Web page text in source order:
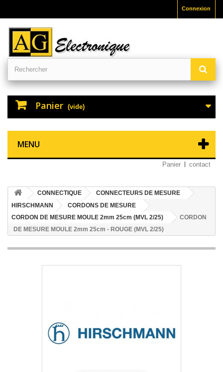
Connexion
Panier (vide)
MENU
Panier contact
CONNECTIQUE
CONNECTEURS DE MESURE
HIRSCHMANN
CORDONS DE MESURE
CORDON DE MESURE MOULE 2mm 25cm (MVL 2/25)
CORDON
DE MESURE MOULE 2mm 25cm - ROUGE (MVL 2/25)